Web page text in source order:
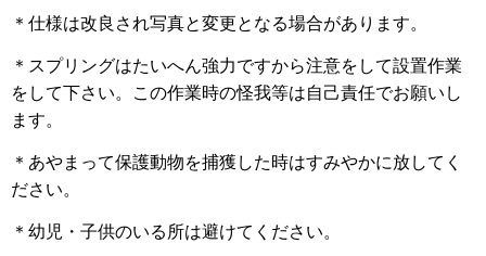
＊仕様は改良され写真と変更となる場合があります。
＊スプリングはたいへん強力ですから注意をして設置作業
をして下さい。この作業時の怪我等は自己責任でお願いし
ます。
＊あやまって保護動物を捕獲した時はすみやかに放してく
ださい。
＊幼児・子供のいる所は避けてください。